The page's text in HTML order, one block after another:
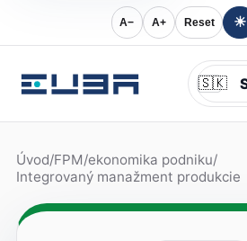
A− A+ Reset ☀
🇸🇰
Úvod/FPM/ekonomika podniku/
Integrovaný manažment produkcie